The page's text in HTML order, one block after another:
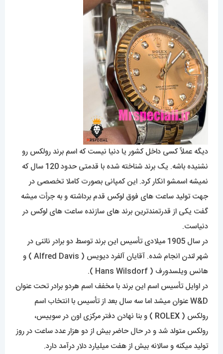
دیگه عملاً کسی داخل کشور یا دنیا نیست که اسم برند رولکس رو
نشنیده باشه. یک برند شناخته شده با قدمتی حدود 120 سال که
نمیشه اسمشو انکار کرد. این کمپانی بصورت کاملا تخصصی در
جهت تولید ساعت های فوق لوکس قدم برداشته و به جرأت میشه
گفت یکی از قدرتمندترین برند های سازنده ساعت های لوکس در
دنیاست.
در سال 1905 میلادی تأسیس این برند توسط دو برادر ناتنی در
شهر لندن انجام شده. آقایان آلفرد دیویس ( Alfred Davis ) و
هانس ویلسدورف ( Hans Wilsdorf ).
در اوایل تأسیس اسم این برند با مخفف اسم هردو برادر تحت عنوان
W&D عنوان میشد اما سه سال بعد از تأسیس با انتخاب اسم
رولکس ( ROLEX ) و بنا نهادن دفتر مرکزی اون در سوییس،
رولکس متولد شد و در حال حاضر بیش از دو هزار عدد ساعت در روز
تولید میکنه و سالانه بیش از هفت میلیارد دلار درآمد دارد.